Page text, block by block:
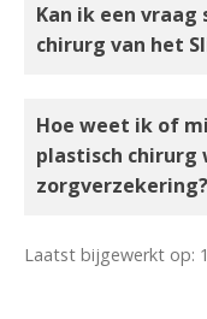
Kan ik een
chirurg van het
Hoe weet ik of
plastisch chirurg
zorgverzekering?
Laatst bijgewerkt op: